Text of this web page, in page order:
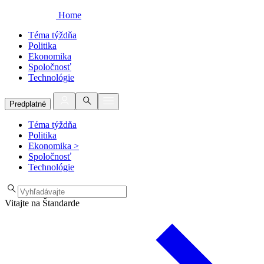
Home
Téma týždňa
Politika
Ekonomika
Spoločnosť
Technológie
Predplatné
Téma týždňa
Politika
Ekonomika >
Spoločnosť
Technológie
Vitajte na Štandarde